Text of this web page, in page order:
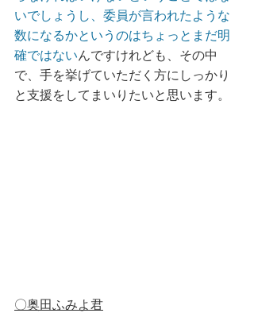
いでしょうし、委員が言われたような
数になるかというのはちょっとまだ明
確ではないんですけれども、その中
で、手を挙げていただく方にしっかり
と支援をしてまいりたいと思います。
〇奥田ふみよ君